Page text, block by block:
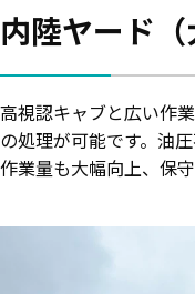
内陸ヤード（
高視認キャブと広い作
の処理が可能です。油
作業量も大幅向上、保